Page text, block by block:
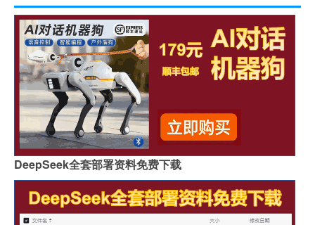
DeepSeek全套部署资料免费下载